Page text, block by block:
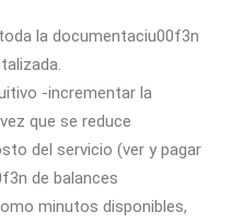
la documentaciu00f3n
-incrementar la
que se reduce
del servicio (ver y pagar
de balances
minutos disponibles,